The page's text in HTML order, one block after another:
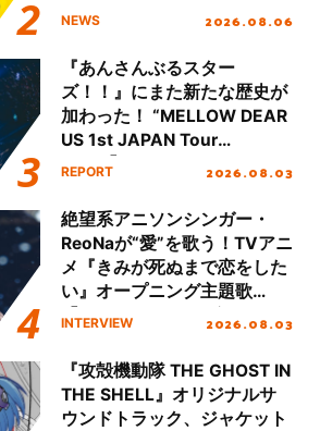
NEWS 2026.08.06
『あんさんぶるスター
ズ！！』にまた新たな歴史が
加わった！ “MELLOW DEAR
US 1st JAPAN Tour
Final「NICE to meet YOU
ート!!
REPORT 2026.08.03
絶望系アニソンシンガー・
ReoNaが“愛”を歌う！TVアニ
メ『きみが死ぬまで恋をした
い』オープニング主題歌
「Amore」インタビュー
INTERVIEW 2026.08.03
『攻殻機動隊 THE GHOST IN
THE SHELL』オリジナルサ
ウンドトラック、ジャケット